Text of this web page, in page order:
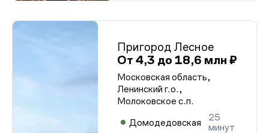
Пригород Лесное
От 4,3 до 18,6 млн ₽
Московская область,
Ленинский г.о.,
Молоковское с.п.
Домодедовская
25
минут